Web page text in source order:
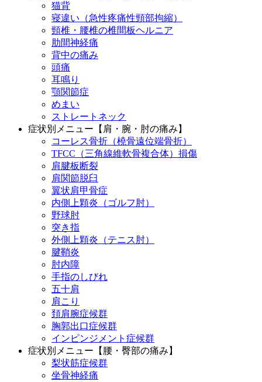
猫背
寝違い（急性疼痛性頸部拘縮）
頸椎・腰椎の椎間板ヘルニア
肋間神経痛
背中の痛み
頭痛
耳鳴り
顎関節症
めまい
ストレートネック
症状別メニュー【肩・腕・肘の痛み】
コーレス骨折（橈骨遠位端骨折）
TFCC（三角線維軟骨複合体）損傷
肩腱板断裂
肩関節脱臼
翼状肩甲骨症
内側上顆炎（ゴルフ肘）
野球肘
突き指
外側上顆炎（テニス肘）
腱鞘炎
肘内障
手指のしびれ
五十肩
肩こり
頚肩腕症候群
胸郭出口症候群
インピンジメント症候群
症状別メニュー【腰・臀部の痛み】
梨状筋症候群
坐骨神経痛